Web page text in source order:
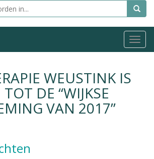
WEUSTINK IS
DE “WIJKSE
VAN 2017”